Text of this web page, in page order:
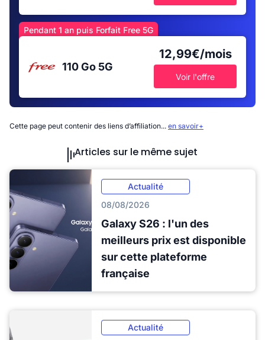
Pendant 1 an puis Forfait Free 5G
110 Go 5G
12,99€/mois
Voir l'offre
Cette page peut contenir des liens d’affiliation... en savoir+
Articles sur le même sujet
Actualité
08/08/2026
Galaxy S26 : l'un des
meilleurs prix est disponible
sur cette plateforme
française
Actualité